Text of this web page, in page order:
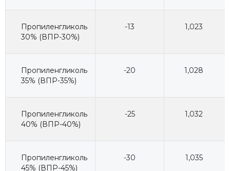
Пропиленгликоль
30% (ВПР-30%)
-13 1,023
Пропиленгликоль
35% (ВПР-35%)
-20 1,028
Пропиленгликоль
40% (ВПР-40%)
-25 1,032
Пропиленгликоль
45% (ВПР-45%)
-30 1,035